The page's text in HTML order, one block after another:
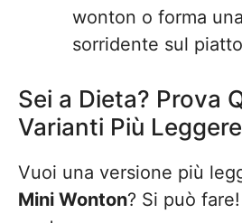
wonton o forma
sorridente sul
Sei a Dieta? Prova
Varianti Più Leggere
Vuoi una versione più
Mini Wonton? Si può